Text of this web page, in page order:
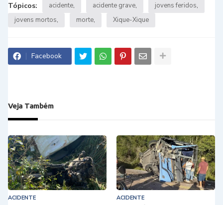
Tópicos: acidente acidente grave
jovens feridos
jovens mortos
morte Xique-Xique
Facebook
Veja Também
ACIDENTE ACIDENTE